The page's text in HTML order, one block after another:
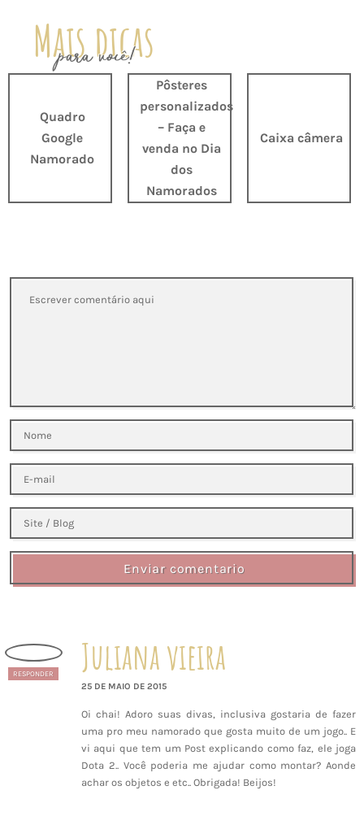
Mais dicas
para você!
Quadro
Google
Namorado
Pôsteres
personalizados
– Faça e
venda no Dia
dos
Namorados
Caixa câmera
Enviar comentario
RESPONDER Juliana vieira
25 DE MAIO DE 2015
Oi chai! Adoro suas divas, inclusiva gostaria de fazer
uma pro meu namorado que gosta muito de um jogo.. E
vi aqui que tem um Post explicando como faz, ele joga
Dota 2.. Você poderia me ajudar como montar? Aonde
achar os objetos e etc.. Obrigada! Beijos!